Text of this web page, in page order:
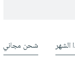
الشهر شحن مجاني